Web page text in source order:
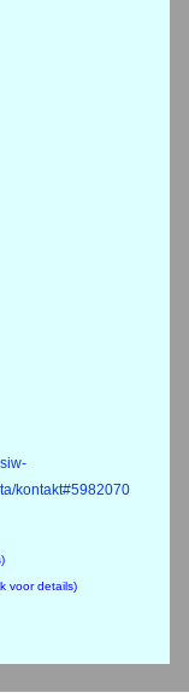
kontakt#5982070
voor details)